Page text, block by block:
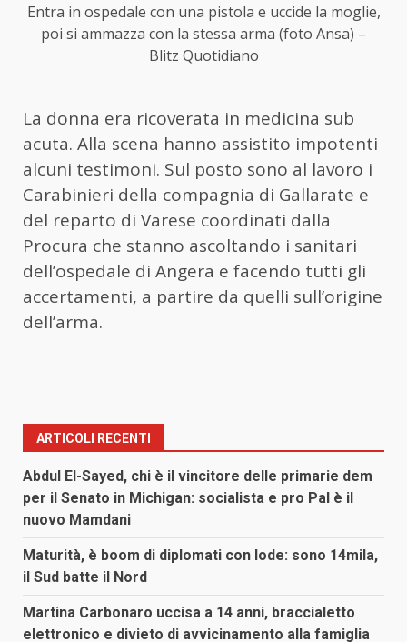
Entra in ospedale con una pistola e uccide la moglie,
poi si ammazza con la stessa arma (foto Ansa) –
Blitz Quotidiano
La donna era ricoverata in medicina sub
acuta. Alla scena hanno assistito impotenti
alcuni testimoni. Sul posto sono al lavoro i
Carabinieri della compagnia di Gallarate e
del reparto di Varese coordinati dalla
Procura che stanno ascoltando i sanitari
dell’ospedale di Angera e facendo tutti gli
accertamenti, a partire da quelli sull’origine
dell’arma.
ARTICOLI RECENTI
Abdul El-Sayed, chi è il vincitore delle primarie dem
per il Senato in Michigan: socialista e pro Pal è il
nuovo Mamdani
Maturità, è boom di diplomati con lode: sono 14mila,
il Sud batte il Nord
Martina Carbonaro uccisa a 14 anni, braccialetto
elettronico e divieto di avvicinamento alla famiglia